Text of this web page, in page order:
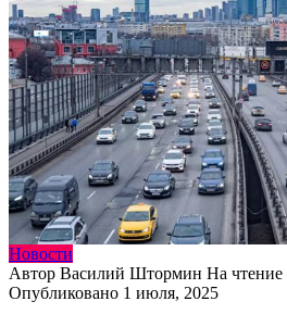
Новости
Автор Василий Штормин На чтение
Опубликовано 1 июля, 2025